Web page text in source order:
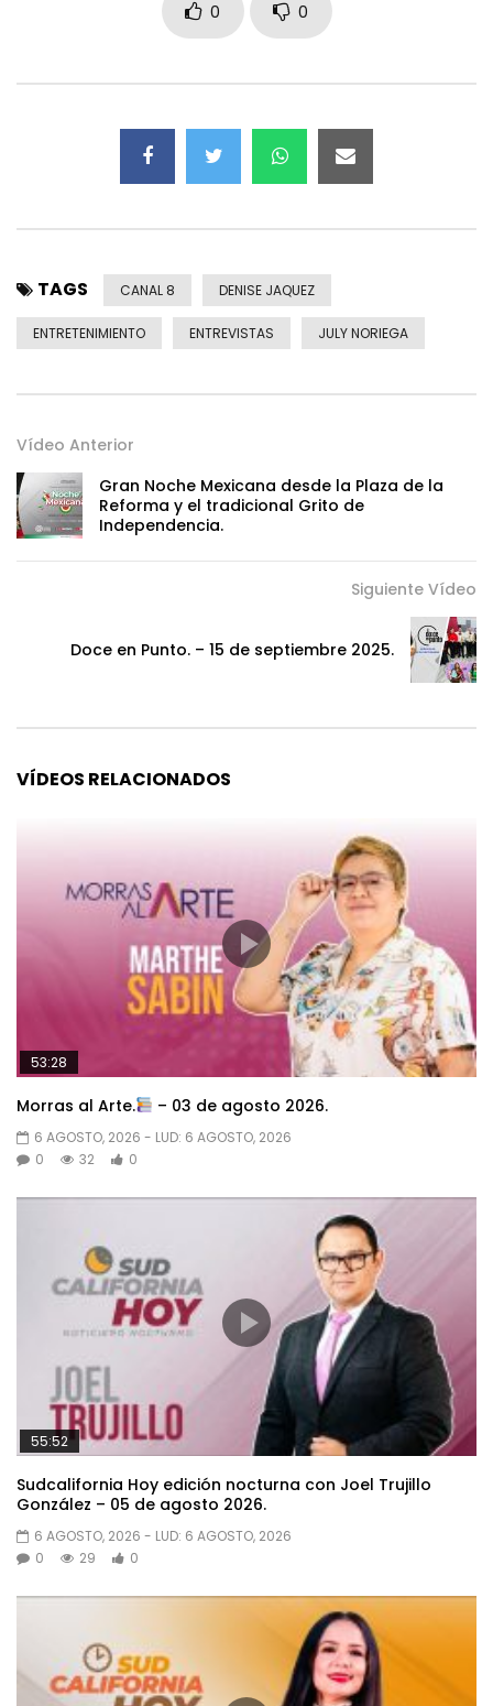
0 0
TAGS CANAL 8 DENISE JAQUEZ
ENTRETENIMIENTO ENTREVISTAS JULY NORIEGA
Vídeo Anterior
Gran Noche Mexicana desde la Plaza de la
Reforma y el tradicional Grito de
Independencia.
Siguiente Vídeo
Doce en Punto. – 15 de septiembre 2025.
VÍDEOS RELACIONADOS
53:28
Morras al Arte. – 03 de agosto 2026.
6 AGOSTO, 2026 - LUD: 6 AGOSTO, 2026
0
32 0
55:52
Sudcalifornia Hoy edición nocturna con Joel Trujillo
González – 05 de agosto 2026.
6 AGOSTO, 2026 - LUD: 6 AGOSTO, 2026
0
29 0